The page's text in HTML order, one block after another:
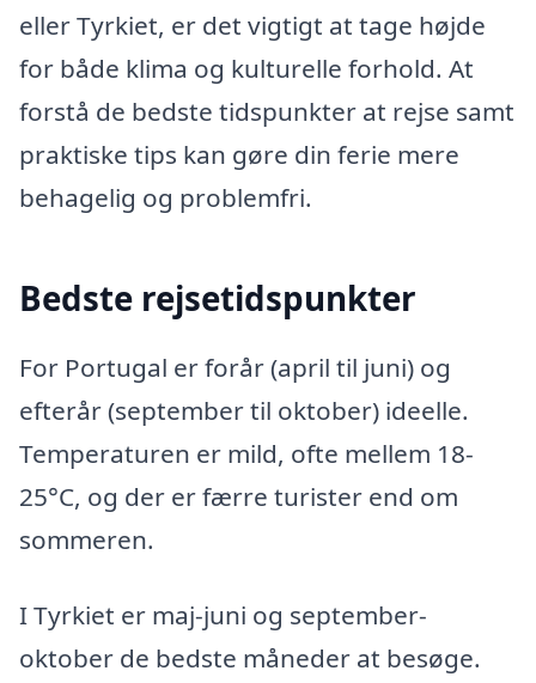
eller Tyrkiet, er det vigtigt at tage højde
for både klima og kulturelle forhold. At
forstå de bedste tidspunkter at rejse samt
praktiske tips kan gøre din ferie mere
behagelig og problemfri.
Bedste rejsetidspunkter
For Portugal er forår (april til juni) og
efterår (september til oktober) ideelle.
Temperaturen er mild, ofte mellem 18-
25°C, og der er færre turister end om
sommeren.
I Tyrkiet er maj-juni og september-
oktober de bedste måneder at besøge.